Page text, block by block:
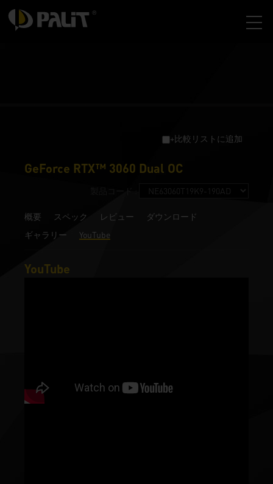
+比較リストに追加
GeForce RTX™ 3060 Dual OC
概要 スペック レビュー
ダウンロード
ギャラリー
YouTube
YouTube